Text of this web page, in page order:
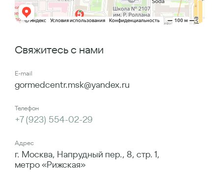
Свяжитесь с нами
E-mail
gormedcentr.msk@yandex.ru
Телефон
+7 (923) 554-02-29
Адрес
г. Москва, Напрудный пер., 8, стр. 1,
метро «Рижская»